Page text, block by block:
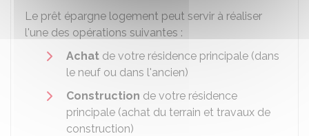
Le prêt épargne logement peut servir à réaliser
l'une des opérations suivantes :
Achat de votre résidence principale (dans
le neuf ou dans l'ancien)
Construction de votre résidence
principale (achat du terrain et travaux de
construction)